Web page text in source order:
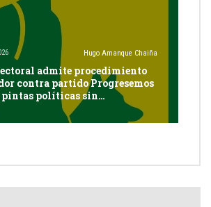
Hugo Amanque Chaiña
admite procedimiento
contra partido Progresemos
pintas políticas sin
en Cayma